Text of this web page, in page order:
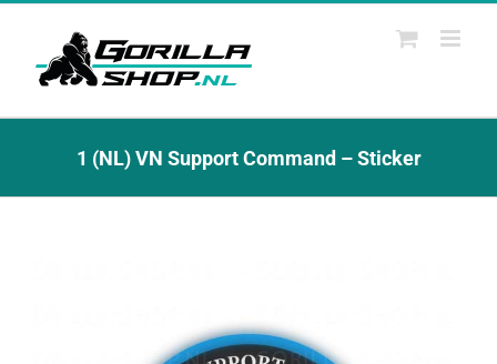
Ga
1 (NL) VN Support Command – Sticker